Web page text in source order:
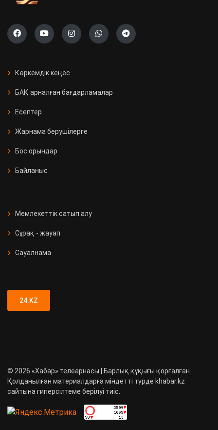
Көркемдік кеңес
БАҚ арналған бағдарламалар
Есептер
Жарнама берушілерге
Бос орындар
Байланыс
Мемлекеттік сатып алу
Сұрақ - жауап
Сауалнама
24.KZ
© 2026 «Хабар» телеарнасы | Барлық құқығы қорғалған.
Қолданылған материалдарға міндетті түрде khabar.kz
сайтына гиперсілтеме берілуі тиіс.